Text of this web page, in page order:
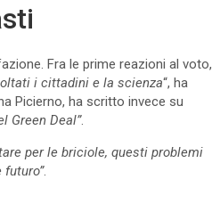
Fra le prime reazioni al voto,
i cittadini e la scienza“, ha
Picierno, ha scritto invece su
Green Deal”.
per le briciole, questi problemi
futuro”.